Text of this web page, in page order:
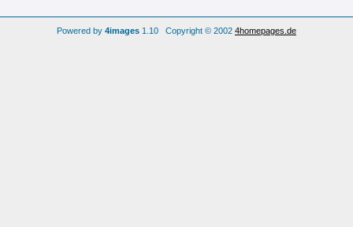
Powered by 4images 1.10 Copyright © 2002 4homepages.de